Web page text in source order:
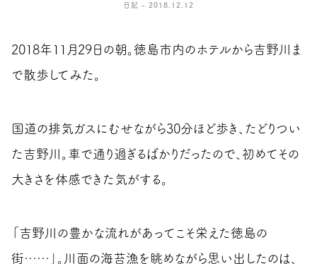
日記 - 2018.12.12
2018年11月29日の朝。徳島市内のホテルから吉野川ま
で散歩してみた。
国道の排気ガスにむせながら30分ほど歩き、たどりつい
た吉野川。車で通り過ぎるばかりだったので、初めてその
大きさを体感できた気がする。
「吉野川の豊かな流れがあってこそ栄えた徳島の
街……」。川面の海苔漁を眺めながら思い出したのは、